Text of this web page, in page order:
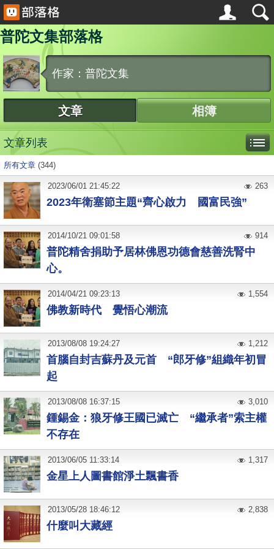
普陀文集部落格
作家：普陀文集
文章 相簿
文章列表
所有文章 (344)
2023年衛塞節主題“齊心啟力 國富民強”
2023/06/01 21:45:22 263
普陀精舍捐助予居林佛恩功德會慈善洗腎中
心。
2014/10/21 09:01:58 914
佛教新時代 覺悟心潮流
2014/04/21 09:23:13 1,554
首腦自封吉蘇丹及元首 “郎牙修”組織年初冒
起
2013/08/08 19:24:27 1,212
鍾錫金：狼牙修王國已滅亡 “繼承者”索主權
不存在
2013/08/08 16:37:15 3,010
金星上人圖書館淨土飄書香
2013/06/05 11:33:14 1,317
什麼叫大藏經
2013/05/28 18:46:12 2,838